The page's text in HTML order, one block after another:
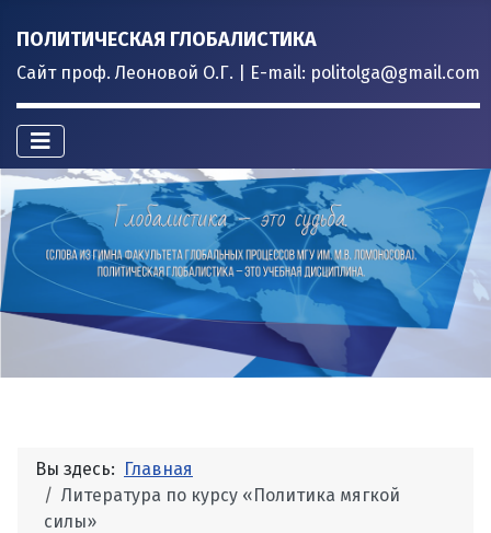
ПОЛИТИЧЕСКАЯ ГЛОБАЛИСТИКА
Сайт проф. Леоновой О.Г. | E-mail: politolga@gmail.com
Вы здесь: Главная
Литература по курсу «Политика мягкой
силы»